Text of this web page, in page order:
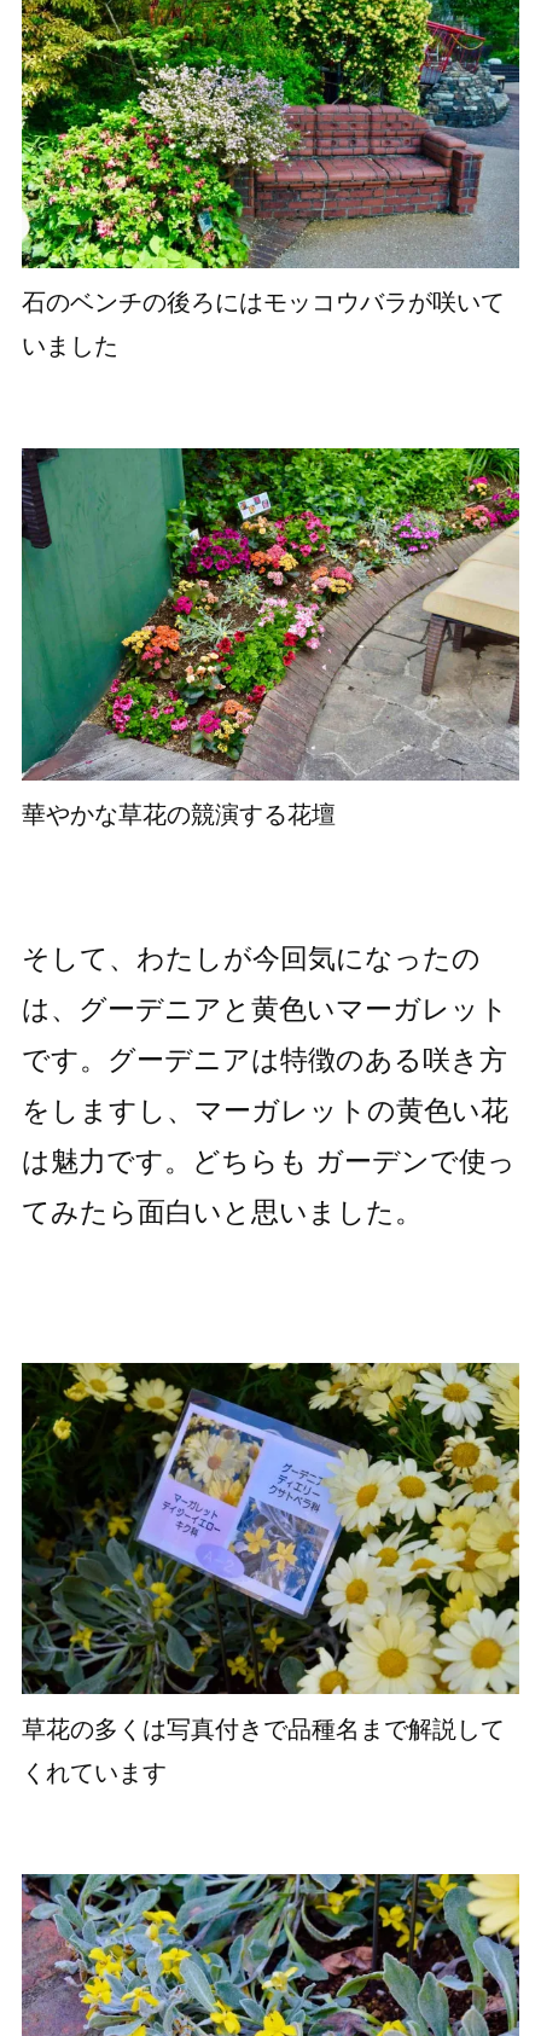
石のベンチの後ろにはモッコウバラが咲いて
いました
華やかな草花の競演する花壇
そして、わたしが今回気になったの
は、グーデニアと黄色いマーガレット
です。グーデニアは特徴のある咲き方
をしますし、マーガレットの黄色い花
は魅力です。どちらも ガーデンで使っ
てみたら面白いと思いました。
草花の多くは写真付きで品種名まで解説して
くれています